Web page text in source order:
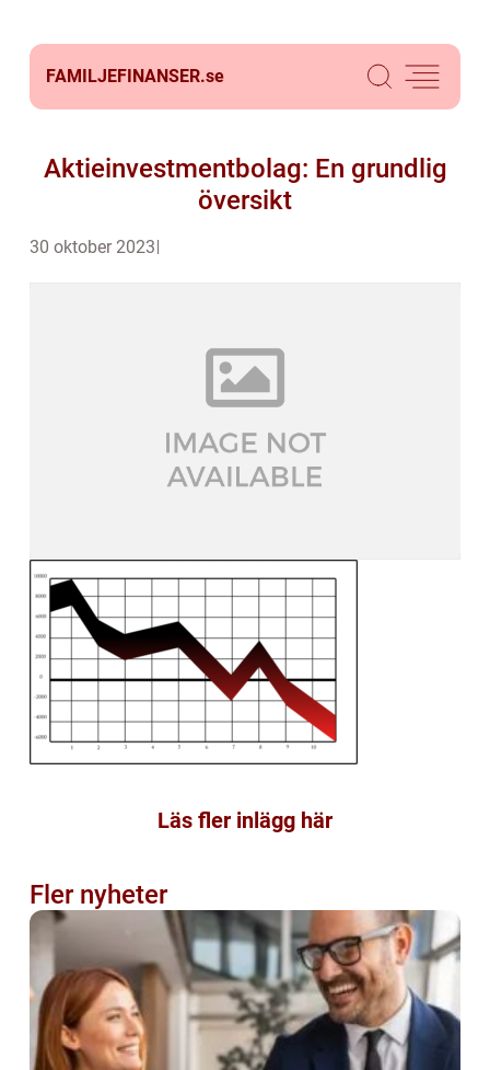
FAMILJEFINANSER.se
Aktieinvestmentbolag: En grundlig
översikt
30 oktober 2023
Läs fler inlägg här
Fler nyheter